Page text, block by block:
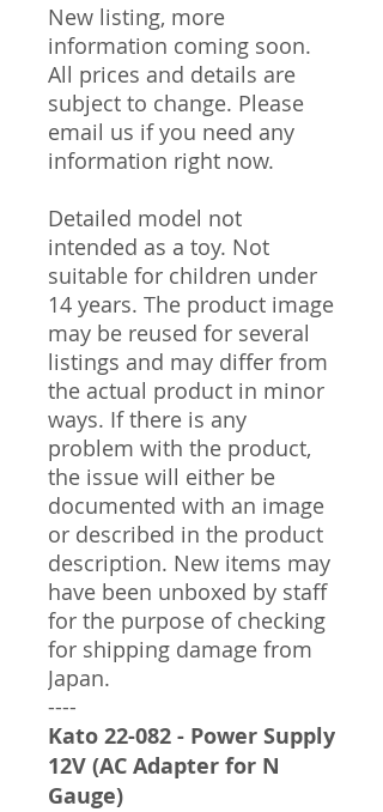
New listing, more
information coming soon.
All prices and details are
subject to change. Please
email us if you need any
information right now.
Detailed model not
intended as a toy. Not
suitable for children under
14 years. The product image
may be reused for several
listings and may differ from
the actual product in minor
ways. If there is any
problem with the product,
the issue will either be
documented with an image
or described in the product
description. New items may
have been unboxed by staff
for the purpose of checking
for shipping damage from
Japan.
----
Kato 22-082 - Power Supply
12V (AC Adapter for N
Gauge)